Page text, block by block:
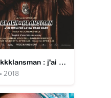
Blackkklansman : j'ai infiltré le Ku Klux Klan
2018